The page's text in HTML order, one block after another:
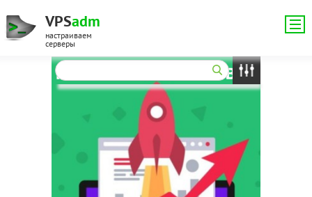
VPSadm
настраиваем
серверы